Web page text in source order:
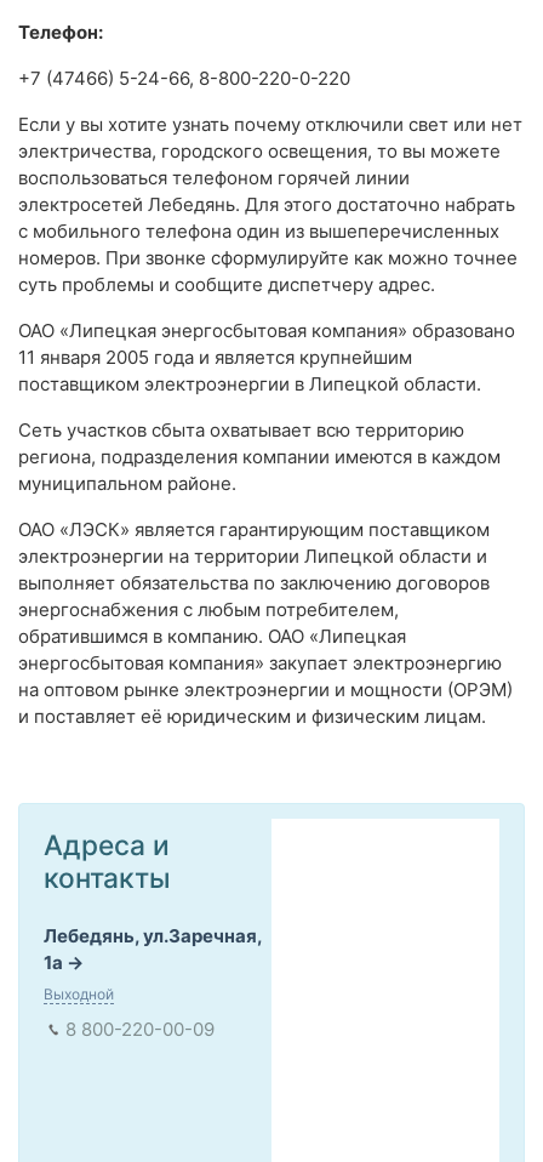
Телефон:
+7 (47466) 5-24-66, 8-800-220-0-220
Если у вы хотите узнать почему отключили свет или нет
электричества, городского освещения, то вы можете
воспользоваться телефоном горячей линии
электросетей Лебедянь. Для этого достаточно набрать
с мобильного телефона один из вышеперечисленных
номеров. При звонке сформулируйте как можно точнее
суть проблемы и сообщите диспетчеру адрес.
ОАО «Липецкая энергосбытовая компания» образовано
11 января 2005 года и является крупнейшим
поставщиком электроэнергии в Липецкой области.
Сеть участков сбыта охватывает всю территорию
региона, подразделения компании имеются в каждом
муниципальном районе.
ОАО «ЛЭСК» является гарантирующим поставщиком
электроэнергии на территории Липецкой области и
выполняет обязательства по заключению договоров
энергоснабжения с любым потребителем,
обратившимся в компанию. ОАО «Липецкая
энергосбытовая компания» закупает электроэнергию
на оптовом рынке электроэнергии и мощности (ОРЭМ)
и поставляет её юридическим и физическим лицам.
Адреса и
контакты
Лебедянь, ул.Заречная,
1а
Выходной
8 800-220-00-09